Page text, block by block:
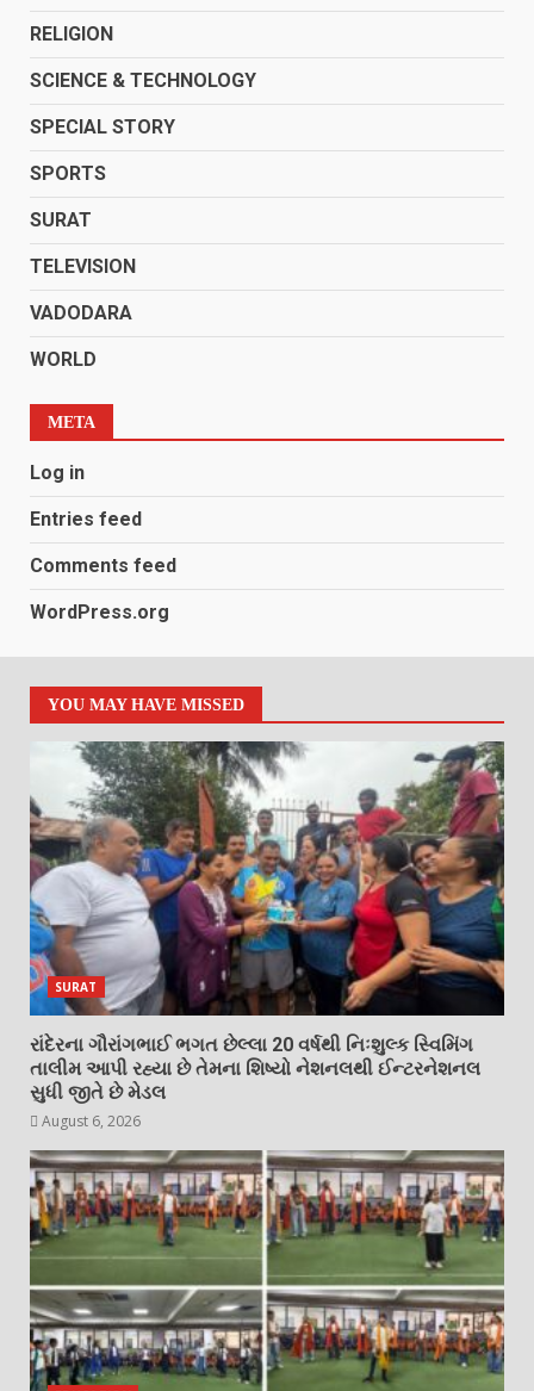
RELIGION
SCIENCE & TECHNOLOGY
SPECIAL STORY
SPORTS
SURAT
TELEVISION
VADODARA
WORLD
META
Log in
Entries feed
Comments feed
WordPress.org
YOU MAY HAVE MISSED
SURAT
રાંદેરના ગૌરાંગભાઈ ભગત છેલ્લા 20 વર્ષથી નિઃશુલ્ક સ્વિમિંગ
તાલીમ આપી રહ્યા છે તેમના શિષ્યો નેશનલથી ઈન્ટરનેશનલ
સુધી જીતે છે મેડલ
August 6, 2026